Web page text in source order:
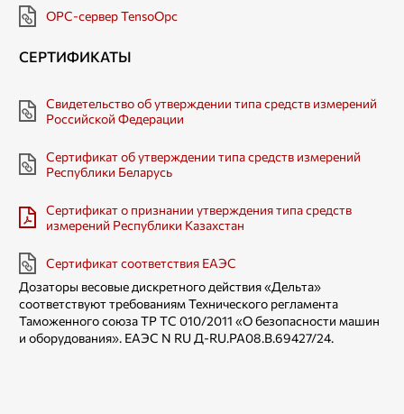
OPC-сервер TensoOpc
СЕРТИФИКАТЫ
Свидетельство об утверждении типа средств измерений
Российской Федерации
Сертификат об утверждении типа средств измерений
Республики Беларусь
Сертификат о признании утверждения типа средств
измерений Республики Казахстан
Сертификат соответствия ЕАЭС
Дозаторы весовые дискретного действия «Дельта»
соответствуют требованиям Технического регламента
Таможенного союза TP ТС 010/2011 «О безопасности машин
и оборудования». ЕАЭС N RU Д-RU.РА08.В.69427/24.